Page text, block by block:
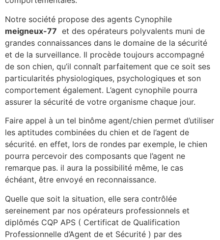
Notre société propose des agents Cynophile
meigneux-77 et des opérateurs polyvalents muni de
grandes connaissances dans le domaine de la sécurité
et de la surveillance. Il procède toujours accompagné
de son chien, qu’il connaît parfaitement que ce soit ses
particularités physiologiques, psychologiques et son
comportement également. L’agent cynophile pourra
assurer la sécurité de votre organisme chaque jour.
Faire appel à un tel binôme agent/chien permet d’utiliser
les aptitudes combinées du chien et de l’agent de
sécurité. en effet, lors de rondes par exemple, le chien
pourra percevoir des composants que l’agent ne
remarque pas. il aura la possibilité même, le cas
échéant, être envoyé en reconnaissance.
Quelle que soit la situation, elle sera contrôlée
sereinement par nos opérateurs professionnels et
diplômés CQP APS ( Certificat de Qualification
Professionnelle d’Agent de et Sécurité ) par des